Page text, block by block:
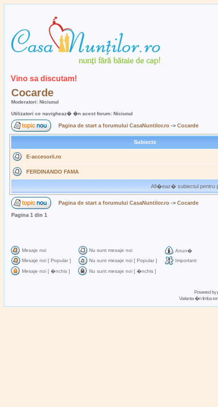
Vino sa discutam!
Cocarde
Moderatori: Niciunul
Utilizatori ce navigheaz� �n acest forum: Niciunul
Pagina de start a forumului CasaNuntilor.ro -> Cocarde
Subiecte
E-accesorii.ro
FERDINANDO FAMA
Afi�eaz� subiectul pentru
Pagina de start a forumului CasaNuntilor.ro -> Cocarde
Pagina 1 din 1
Mesaje noi Nu sunt mesaje noi
Anun�
Mesaje noi [ Popular ]
Nu sunt mesaje noi [ Popular ]
Important
Mesaje noi [ �nchis ]
Nu sunt mesaje noi [ �nchis ]
Powered by
Varianta �n limba